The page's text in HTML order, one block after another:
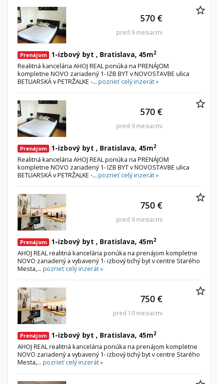
Prenájom 1-izbový byt , Bratislava, 45m2
Realitná kancelária AHOJ REAL ponúka na PRENÁJOM
kompletne NOVO zariadený 1- IZB BYT v NOVOSTAVBE ulica
BETLIARSKÁ v PETRŽALKE -... pozrieť celý inzerát »
570 €
pred 9 mesiacmi
Prenájom 1-izbový byt , Bratislava, 45m2
Realitná kancelária AHOJ REAL ponúka na PRENÁJOM
kompletne NOVO zariadený 1- IZB BYT v NOVOSTAVBE ulica
BETLIARSKÁ v PETRŽALKE -... pozrieť celý inzerát »
570 €
pred 9 mesiacmi
Prenájom 1-izbový byt , Bratislava, 45m2
AHOJ REAL realitná kancelária ponúka na prenájom kompletne
NOVO zariadený a vybavený 1- izbový tichý byt v centre Starého
Mesta,... pozrieť celý inzerát »
750 €
pred 9 mesiacmi
Prenájom 1-izbový byt , Bratislava, 45m2
AHOJ REAL realitná kancelária ponúka na prenájom kompletne
NOVO zariadený a vybavený 1- izbový tichý byt v centre Starého
Mesta,... pozrieť celý inzerát »
750 €
pred 10 mesiacmi